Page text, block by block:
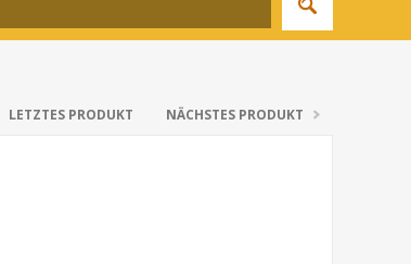
LETZTES PRODUKT NÄCHSTES PRODUKT